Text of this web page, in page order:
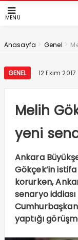
MENÜ
Anasayfa > Genel >
GENEL 12 Ekim 2017
Melih
yeni
Ankara
Gökçek’in
korurken,
senaryo
yaptığı